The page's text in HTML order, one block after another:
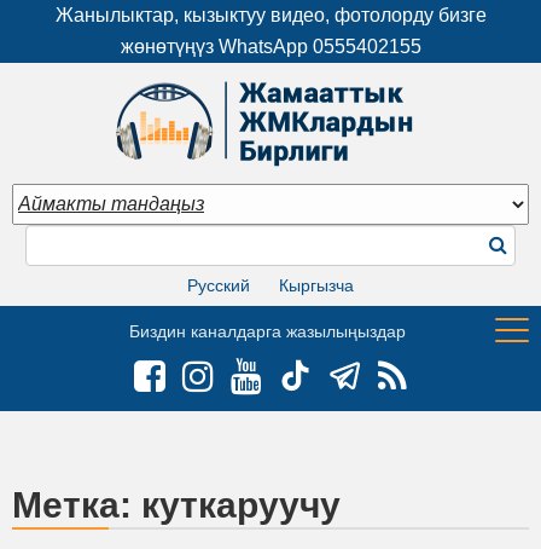
Жанылыктар, кызыктуу видео, фотолорду бизге
жөнөтүңүз WhatsApp 0555402155
Русский Кыргызча
Биздин каналдарга жазылыңыздар
Метка: куткаруучу